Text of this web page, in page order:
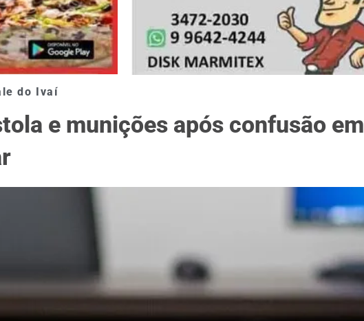
do Ivaí
e munições após confusão em